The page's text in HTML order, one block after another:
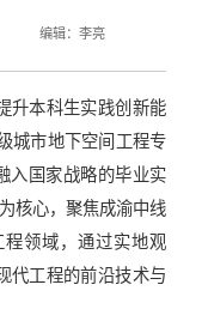
编辑：李亮
升本科生实践创新能
城市地下空间工程专
入国家战略的毕业实
核心，聚焦成渝中线
领域，通过实地观
代工程的前沿技术与